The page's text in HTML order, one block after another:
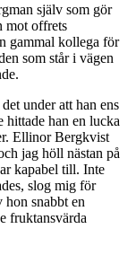
själv som gör
mot offrets
gammal kollega för
som står i vägen
under att han ens
hittade han en lucka
Ellinor Bergkvist
jag höll nästan på
kapabel till. Inte
slog mig för
hon snabbt en
fruktansvärda